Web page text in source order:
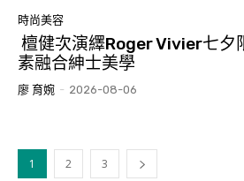
時尚美容
檀健次演繹Roger Vivier七
素融合紳士美學
廖 育婉 - 2026-08-06
1 2 3